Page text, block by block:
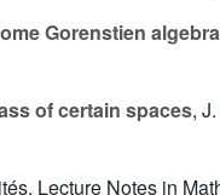
Gorenstien
of certain spaces,
Lecture Notes in